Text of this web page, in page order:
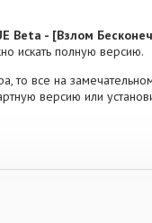
Beta - [Взлом
искать полную версию.
то все на
версию или